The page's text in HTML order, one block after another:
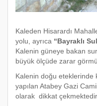
Kaleden Hisarardı
yolu, ayrıca “Bayraklı
Kalenin güneye bakan
büyük ölçüde zarar
Kalenin doğu eteklerinde
yapılan Atabey Gazi
olarak dikkat çekmektedir.